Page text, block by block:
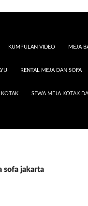
KUMPULAN VIDEO MEJA
RENTAL MEJA DAN SOFA
KOTAK SEWA MEJA KOTAK
sofa jakarta